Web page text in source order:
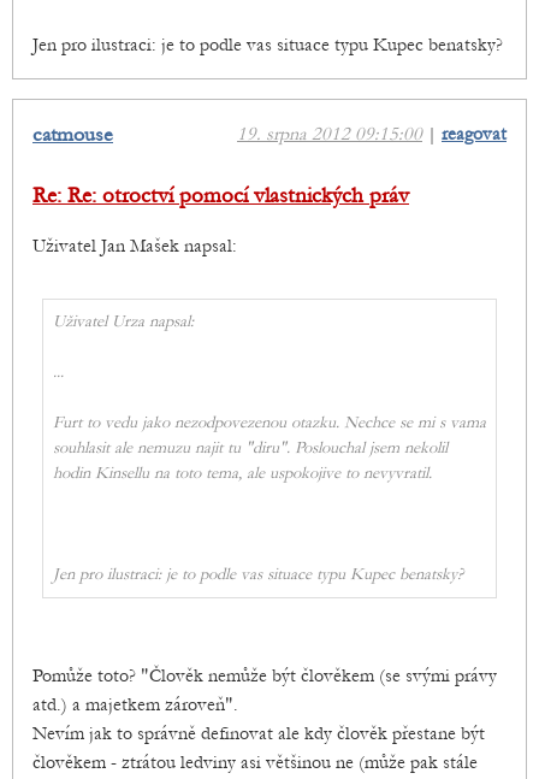
Jen pro ilustraci: je to podle vas situace typu Kupec benatsky?
19. srpna 2012 09:15:00| reagovat
catmouse
Re: Re: otroctví pomocí vlastnických práv
Uživatel Jan Mašek napsal:
Uživatel Urza napsal:
...
Furt to vedu jako nezodpovezenou otazku. Nechce se mi s vama
souhlasit ale nemuzu najit tu "diru". Poslouchal jsem nekolil
hodin Kinsellu na toto tema, ale uspokojive to nevyvratil.
Jen pro ilustraci: je to podle vas situace typu Kupec benatsky?
Pomůže toto? "Člověk nemůže být člověkem (se svými právy
atd.) a majetkem zároveň".
Nevím jak to správně definovat ale kdy člověk přestane být
člověkem - ztrátou ledviny asi většinou ne (může pak stále